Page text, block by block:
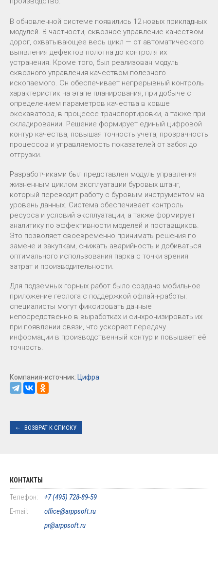
В обновленной системе появились 12 новых прикладных
модулей. В частности, сквозное управление качеством
дорог, охватывающее весь цикл — от автоматического
выявления дефектов полотна до контроля их
устранения. Кроме того, был реализован модуль
сквозного управления качеством полезного
ископаемого. Он обеспечивает непрерывный контроль
характеристик на этапе планирования, при добыче с
определением параметров качества в ковше
экскаватора, в процессе транспортировки, а также при
складировании. Решение формирует единый цифровой
контур качества, повышая точность учета, прозрачность
процессов и управляемость показателей от забоя до
отгрузки.
Разработчиками был представлен модуль управления
жизненным циклом эксплуатации буровых штанг,
который переводит работу с буровым инструментом на
уровень данных. Система обеспечивает контроль
ресурса и условий эксплуатации, а также формирует
аналитику по эффективности моделей и поставщиков.
Это позволяет своевременно принимать решения по
замене и закупкам, снижать аварийность и добиваться
оптимального использования парка с точки зрения
затрат и производительности.
Для подземных горных работ было создано мобильное
приложение геолога с поддержкой офлайн-работы:
специалисты могут фиксировать данные
непосредственно в выработках и синхронизировать их
при появлении связи, что ускоряет передачу
информации в производственный контур и повышает её
точность.
Компания-источник: Цифра
ВОЗВРАТ К СПИСКУ
КОНТАКТЫ
Телефон:
+7 (495) 728-89-59
E-mail:
office@arppsoft.ru
pr@arppsoft.ru